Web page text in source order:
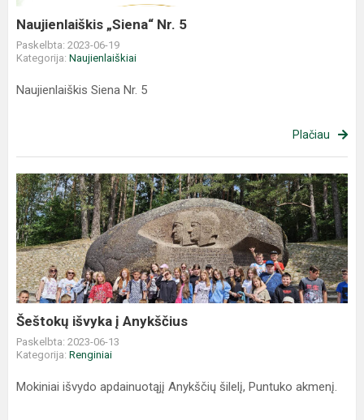
Naujienlaiškis „Siena“ Nr. 5
Paskelbta: 2023-06-19
Kategorija: Naujienlaiškiai
Naujienlaiškis Siena Nr. 5
Plačiau
Šeštokų išvyka į Anykščius
Paskelbta: 2023-06-13
Kategorija: Renginiai
Mokiniai išvydo apdainuotąjį Anykščių šilelį, Puntuko akmenį.